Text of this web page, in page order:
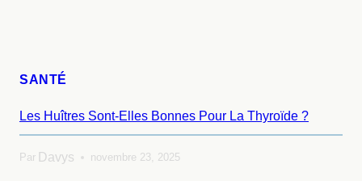
SANTÉ
Les Huîtres Sont-Elles Bonnes Pour La Thyroïde ?
Par Davys novembre 23, 2025